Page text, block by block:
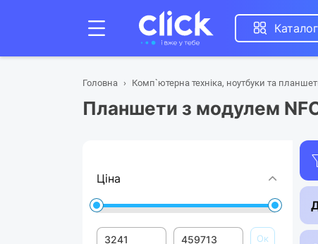
Каталог
Головна Комп`ютерна техніка, ноутбуки та
Планшети з модулем
Ціна
Ок